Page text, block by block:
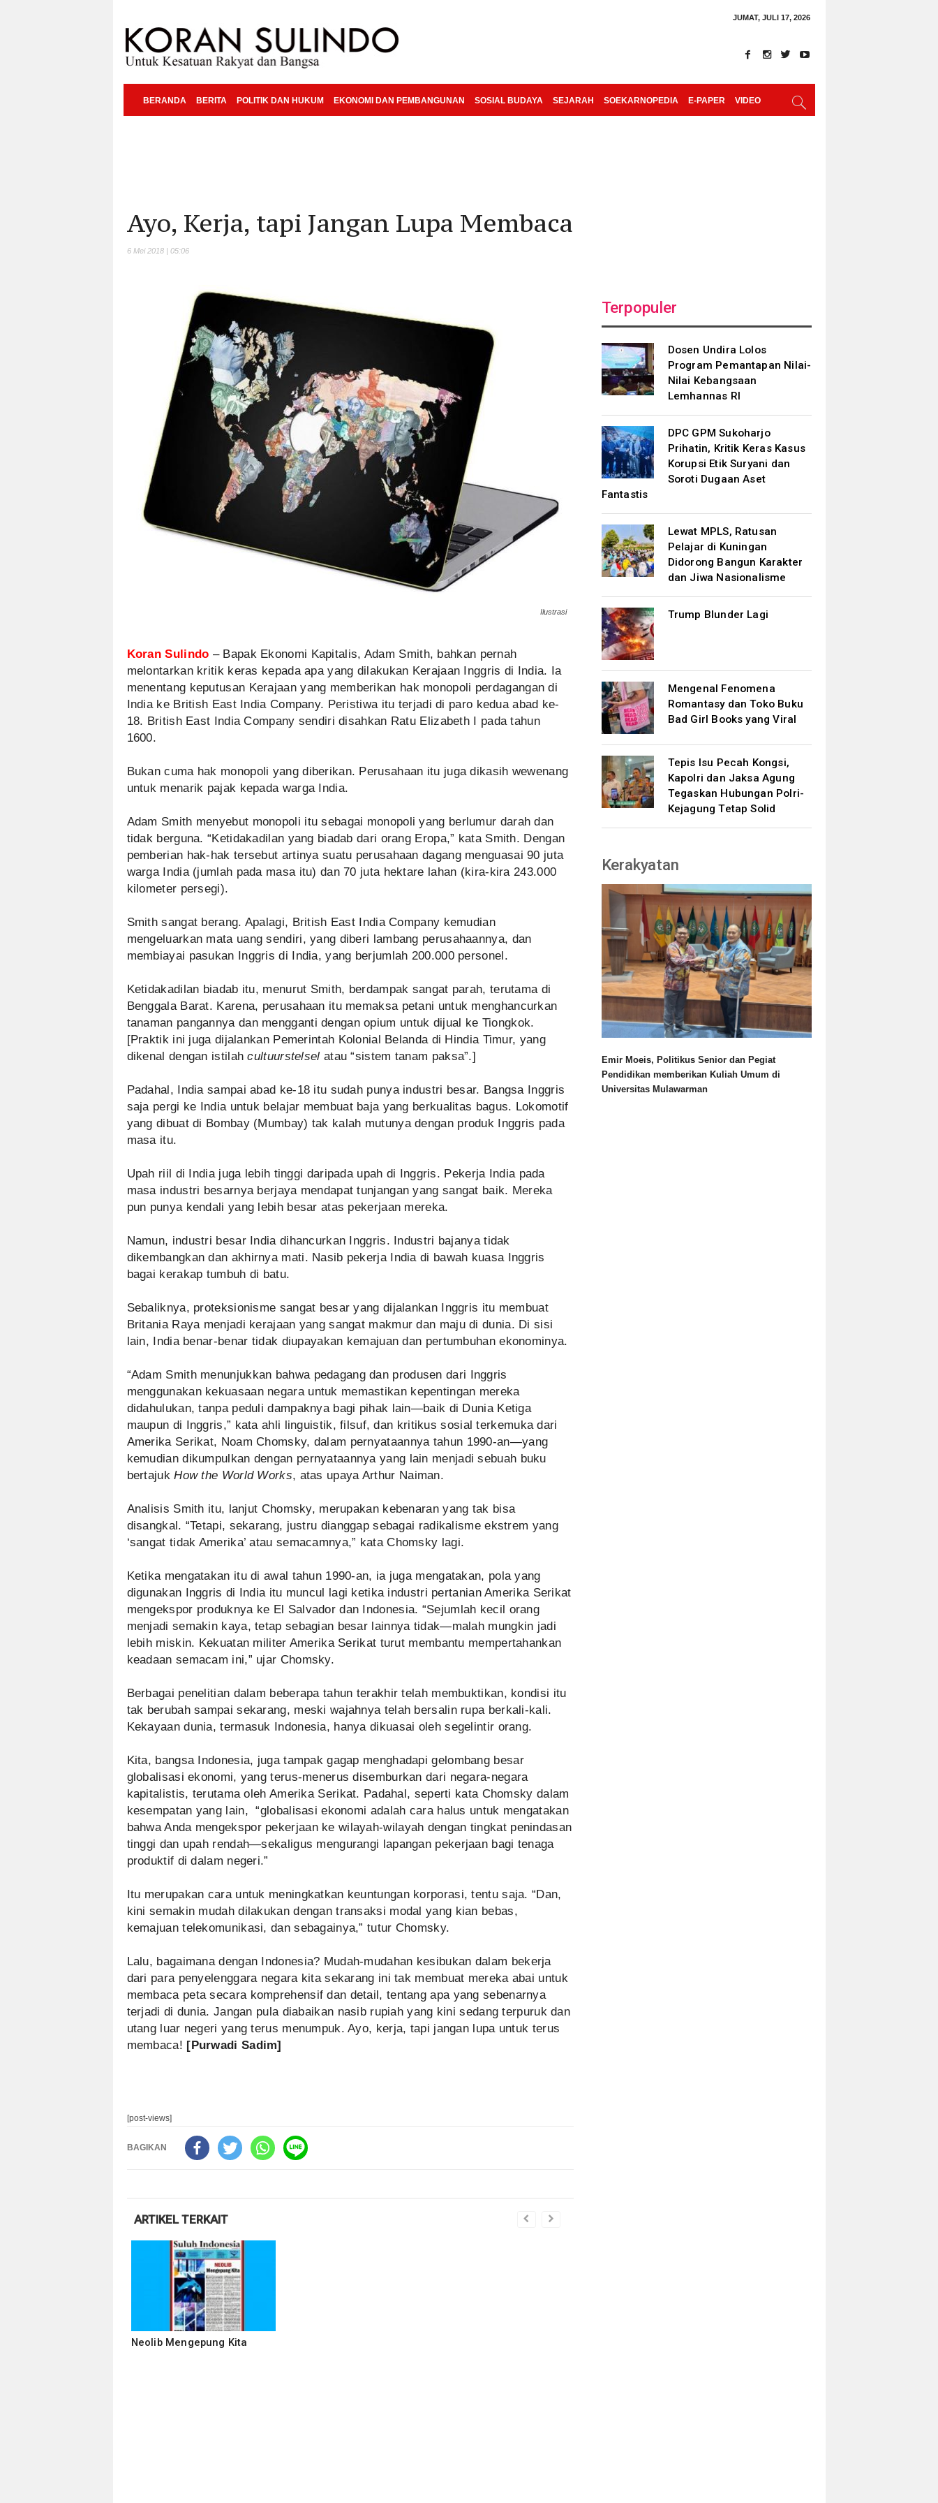
JUMAT, JULI 17, 2026
BERANDA BERITA POLITIK DAN HUKUM EKONOMI DAN PEMBANGUNAN SOSIAL BUDAYA SEJARAH SOEKARNOPEDIA E-PAPER VIDEO
Ayo, Kerja, tapi Jangan Lupa Membaca
6 Mei 2018 | 05:06
Ilustrasi
Koran Sulindo – Bapak Ekonomi Kapitalis, Adam Smith, bahkan pernah
melontarkan kritik keras kepada apa yang dilakukan Kerajaan Inggris di India. Ia
menentang keputusan Kerajaan yang memberikan hak monopoli perdagangan di
India ke British East India Company. Peristiwa itu terjadi di paro kedua abad ke-
18. British East India Company sendiri disahkan Ratu Elizabeth I pada tahun
1600.
Bukan cuma hak monopoli yang diberikan. Perusahaan itu juga dikasih wewenang
untuk menarik pajak kepada warga India.
Adam Smith menyebut monopoli itu sebagai monopoli yang berlumur darah dan
tidak berguna. “Ketidakadilan yang biadab dari orang Eropa,” kata Smith. Dengan
pemberian hak-hak tersebut artinya suatu perusahaan dagang menguasai 90 juta
warga India (jumlah pada masa itu) dan 70 juta hektare lahan (kira-kira 243.000
kilometer persegi).
Smith sangat berang. Apalagi, British East India Company kemudian
mengeluarkan mata uang sendiri, yang diberi lambang perusahaannya, dan
membiayai pasukan Inggris di India, yang berjumlah 200.000 personel.
Ketidakadilan biadab itu, menurut Smith, berdampak sangat parah, terutama di
Benggala Barat. Karena, perusahaan itu memaksa petani untuk menghancurkan
tanaman pangannya dan mengganti dengan opium untuk dijual ke Tiongkok.
[Praktik ini juga dijalankan Pemerintah Kolonial Belanda di Hindia Timur, yang
dikenal dengan istilahcultuurstelsel atau “sistem tanam paksa”.]
Padahal, India sampai abad ke-18 itu sudah punya industri besar. Bangsa Inggris
saja pergi ke India untuk belajar membuat baja yang berkualitas bagus. Lokomotif
yang dibuat di Bombay (Mumbay) tak kalah mutunya dengan produk Inggris pada
masa itu.
Upah riil di India juga lebih tinggi daripada upah di Inggris. Pekerja India pada
masa industri besarnya berjaya mendapat tunjangan yang sangat baik. Mereka
pun punya kendali yang lebih besar atas pekerjaan mereka.
Namun, industri besar India dihancurkan Inggris. Industri bajanya tidak
dikembangkan dan akhirnya mati. Nasib pekerja India di bawah kuasa Inggris
bagai kerakap tumbuh di batu.
Sebaliknya, proteksionisme sangat besar yang dijalankan Inggris itu membuat
Britania Raya menjadi kerajaan yang sangat makmur dan maju di dunia. Di sisi
lain, India benar-benar tidak diupayakan kemajuan dan pertumbuhan ekonominya.
“Adam Smith menunjukkan bahwa pedagang dan produsen dari Inggris
menggunakan kekuasaan negara untuk memastikan kepentingan mereka
didahulukan, tanpa peduli dampaknya bagi pihak lain—baik di Dunia Ketiga
maupun di Inggris,” kata ahli linguistik, filsuf, dan kritikus sosial terkemuka dari
Amerika Serikat, Noam Chomsky, dalam pernyataannya tahun 1990-an—yang
kemudian dikumpulkan dengan pernyataannya yang lain menjadi sebuah buku
bertajukHow the World Works, atas upaya Arthur Naiman.
Analisis Smith itu, lanjut Chomsky, merupakan kebenaran yang tak bisa
disangkal. “Tetapi, sekarang, justru dianggap sebagai radikalisme ekstrem yang
‘sangat tidak Amerika’ atau semacamnya,” kata Chomsky lagi.
Ketika mengatakan itu di awal tahun 1990-an, ia juga mengatakan, pola yang
digunakan Inggris di India itu muncul lagi ketika industri pertanian Amerika Serikat
mengekspor produknya ke El Salvador dan Indonesia. “Sejumlah kecil orang
menjadi semakin kaya, tetap sebagian besar lainnya tidak—malah mungkin jadi
lebih miskin. Kekuatan militer Amerika Serikat turut membantu mempertahankan
keadaan semacam ini,” ujar Chomsky.
Berbagai penelitian dalam beberapa tahun terakhir telah membuktikan, kondisi itu
tak berubah sampai sekarang, meski wajahnya telah bersalin rupa berkali-kali.
Kekayaan dunia, termasuk Indonesia, hanya dikuasai oleh segelintir orang.
Kita, bangsa Indonesia, juga tampak gagap menghadapi gelombang besar
globalisasi ekonomi, yang terus-menerus disemburkan dari negara-negara
kapitalistis, terutama oleh Amerika Serikat. Padahal, seperti kata Chomsky dalam
kesempatan yang lain, “globalisasi ekonomi adalah cara halus untuk mengatakan
bahwa Anda mengekspor pekerjaan ke wilayah-wilayah dengan tingkat penindasan
tinggi dan upah rendah—sekaligus mengurangi lapangan pekerjaan bagi tenaga
produktif di dalam negeri.”
Itu merupakan cara untuk meningkatkan keuntungan korporasi, tentu saja. “Dan,
kini semakin mudah dilakukan dengan transaksi modal yang kian bebas,
kemajuan telekomunikasi, dan sebagainya,” tutur Chomsky.
Lalu, bagaimana dengan Indonesia? Mudah-mudahan kesibukan dalam bekerja
dari para penyelenggara negara kita sekarang ini tak membuat mereka abai untuk
membaca peta secara komprehensif dan detail, tentang apa yang sebenarnya
terjadi di dunia. Jangan pula diabaikan nasib rupiah yang kini sedang terpuruk dan
utang luar negeri yang terus menumpuk. Ayo, kerja, tapi jangan lupa untuk terus
membaca! [Purwadi Sadim]
[post-views]
BAGIKAN
ARTIKEL TERKAIT
Neolib Mengepung Kita
Terpopuler
Dosen Undira Lolos
Program Pemantapan Nilai-
Nilai Kebangsaan
Lemhannas RI
DPC GPM Sukoharjo
Prihatin, Kritik Keras Kasus
Korupsi Etik Suryani dan
Soroti Dugaan Aset
Fantastis
Lewat MPLS, Ratusan
Pelajar di Kuningan
Didorong Bangun Karakter
dan Jiwa Nasionalisme
Trump Blunder Lagi
Mengenal Fenomena
Romantasy dan Toko Buku
Bad Girl Books yang Viral
Tepis Isu Pecah Kongsi,
Kapolri dan Jaksa Agung
Tegaskan Hubungan Polri-
Kejagung Tetap Solid
Kerakyatan
Emir Moeis, Politikus Senior dan Pegiat
Pendidikan memberikan Kuliah Umum di
Universitas Mulawarman